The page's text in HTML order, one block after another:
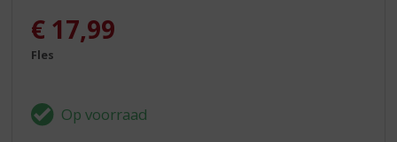
€ 17,99
Fles